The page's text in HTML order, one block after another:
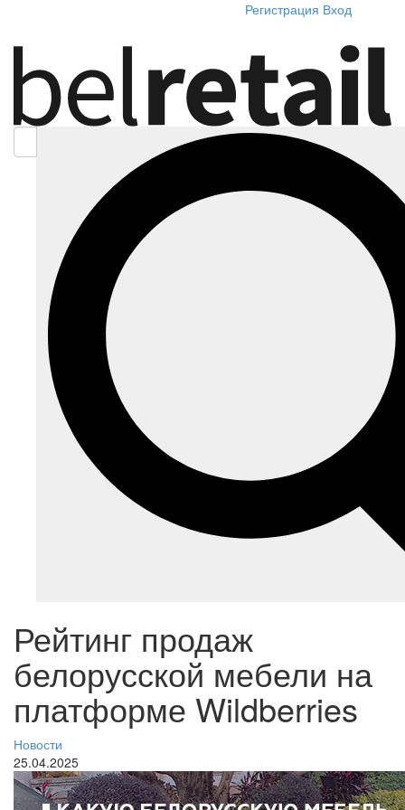
Регистрация Вход
Рейтинг продаж
белорусской мебели на
платформе Wildberries
Новости
25.04.2025